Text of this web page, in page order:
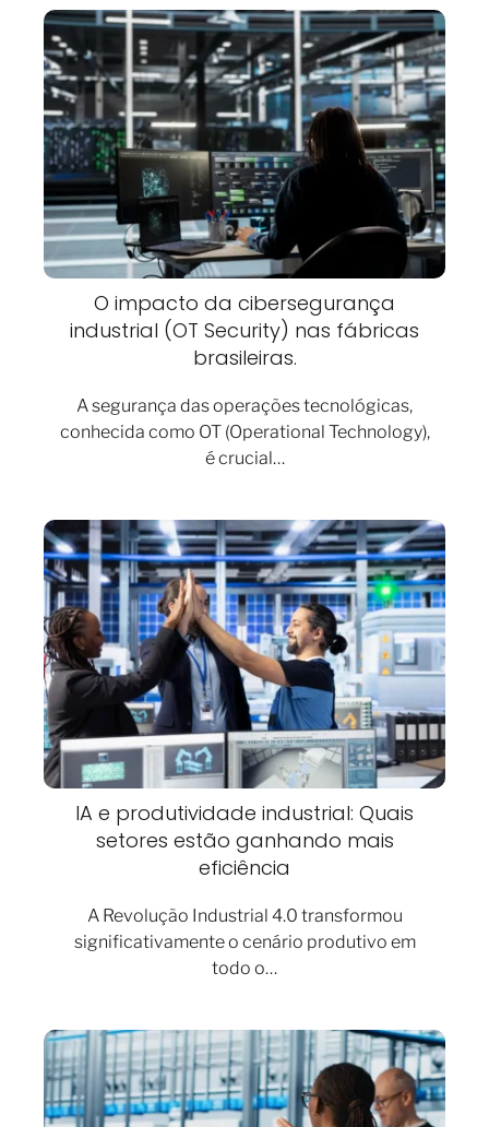
O impacto da cibersegurança
industrial (OT Security) nas fábricas
brasileiras.
A segurança das operações tecnológicas,
conhecida como OT (Operational Technology),
é crucial…
IA e produtividade industrial: Quais
setores estão ganhando mais
eficiência
A Revolução Industrial 4.0 transformou
significativamente o cenário produtivo em
todo o…